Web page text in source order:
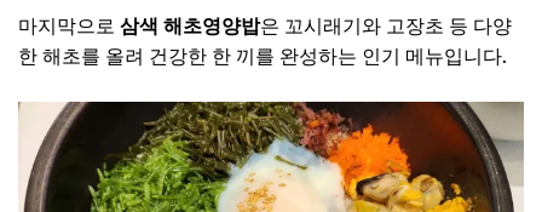
마지막으로 삼색 해초영양밥은 꼬시래기와 고장초 등 다양
한 해초를 올려 건강한 한 끼를 완성하는 인기 메뉴입니다.